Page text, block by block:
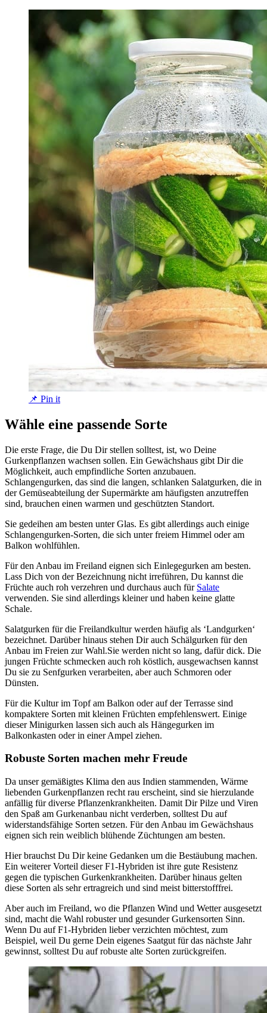
📌 Pin it
Wähle eine passende Sorte
Die erste Frage, die Du Dir stellen solltest, ist, wo Deine
Gurkenpflanzen wachsen sollen. Ein Gewächshaus gibt Dir die
Möglichkeit, auch empfindliche Sorten anzubauen.
Schlangengurken, das sind die langen, schlanken Salatgurken, die in
der Gemüseabteilung der Supermärkte am häufigsten anzutreffen
sind, brauchen einen warmen und geschützten Standort.
Sie gedeihen am besten unter Glas. Es gibt allerdings auch einige
Schlangengurken-Sorten, die sich unter freiem Himmel oder am
Balkon wohlfühlen.
Für den Anbau im Freiland eignen sich Einlegegurken am besten.
Lass Dich von der Bezeichnung nicht irreführen, Du kannst die
Früchte auch roh verzehren und durchaus auch für Salate
verwenden. Sie sind allerdings kleiner und haben keine glatte
Schale.
Salatgurken für die Freilandkultur werden häufig als ‘Landgurken‘
bezeichnet. Darüber hinaus stehen Dir auch Schälgurken für den
Anbau im Freien zur Wahl.Sie werden nicht so lang, dafür dick. Die
jungen Früchte schmecken auch roh köstlich, ausgewachsen kannst
Du sie zu Senfgurken verarbeiten, aber auch Schmoren oder
Dünsten.
Für die Kultur im Topf am Balkon oder auf der Terrasse sind
kompaktere Sorten mit kleinen Früchten empfehlenswert. Einige
dieser Minigurken lassen sich auch als Hängegurken im
Balkonkasten oder in einer Ampel ziehen.
Robuste Sorten machen mehr Freude
Da unser gemäßigtes Klima den aus Indien stammenden, Wärme
liebenden Gurkenpflanzen recht rau erscheint, sind sie hierzulande
anfällig für diverse Pflanzenkrankheiten. Damit Dir Pilze und Viren
den Spaß am Gurkenanbau nicht verderben, solltest Du auf
widerstandsfähige Sorten setzen. Für den Anbau im Gewächshaus
eignen sich rein weiblich blühende Züchtungen am besten.
Hier brauchst Du Dir keine Gedanken um die Bestäubung machen.
Ein weiterer Vorteil dieser F1-Hybriden ist ihre gute Resistenz
gegen die typischen Gurkenkrankheiten. Darüber hinaus gelten
diese Sorten als sehr ertragreich und sind meist bitterstofffrei.
Aber auch im Freiland, wo die Pflanzen Wind und Wetter ausgesetzt
sind, macht die Wahl robuster und gesunder Gurkensorten Sinn.
Wenn Du auf F1-Hybriden lieber verzichten möchtest, zum
Beispiel, weil Du gerne Dein eigenes Saatgut für das nächste Jahr
gewinnst, solltest Du auf robuste alte Sorten zurückgreifen.